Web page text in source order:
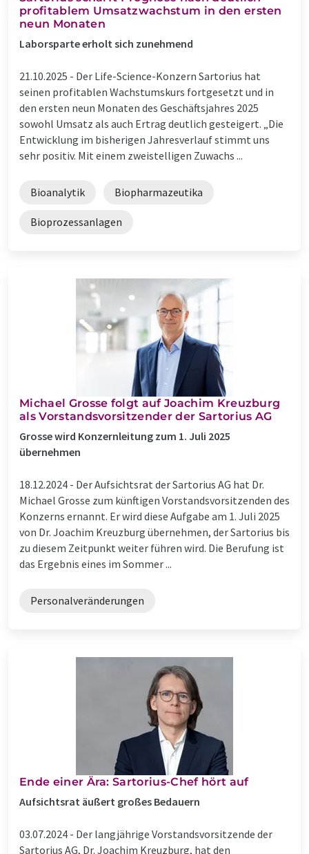
profitablem Umsatzwachstum in den ersten
neun Monaten
Laborsparte erholt sich zunehmend
21.10.2025 - Der Life-Science-Konzern Sartorius hat
seinen profitablen Wachstumskurs fortgesetzt und in
den ersten neun Monaten des Geschäftsjahres 2025
sowohl Umsatz als auch Ertrag deutlich gesteigert. „Die
Entwicklung im bisherigen Jahresverlauf stimmt uns
sehr positiv. Mit einem zweistelligen Zuwachs ...
Bioanalytik Biopharmazeutika
Bioprozessanlagen
Michael Grosse folgt auf Joachim Kreuzburg
als Vorstandsvorsitzender der Sartorius AG
Grosse wird Konzernleitung zum 1. Juli 2025
übernehmen
18.12.2024 - Der Aufsichtsrat der Sartorius AG hat Dr.
Michael Grosse zum künftigen Vorstandsvorsitzenden des
Konzerns ernannt. Er wird diese Aufgabe am 1. Juli 2025
von Dr. Joachim Kreuzburg übernehmen, der Sartorius bis
zu diesem Zeitpunkt weiter führen wird. Die Berufung ist
das Ergebnis eines im Sommer ...
Personalveränderungen
Ende einer Ära: Sartorius-Chef hört auf
Aufsichtsrat äußert großes Bedauern
03.07.2024 - Der langjährige Vorstandsvorsitzende der
Sartorius AG, Dr. Joachim Kreuzburg, hat den